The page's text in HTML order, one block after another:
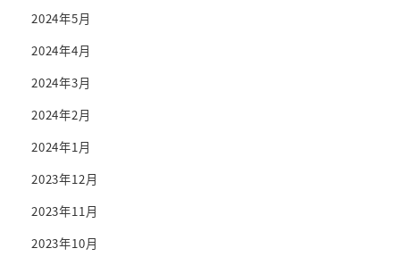
2024年5月
2024年4月
2024年3月
2024年2月
2024年1月
2023年12月
2023年11月
2023年10月